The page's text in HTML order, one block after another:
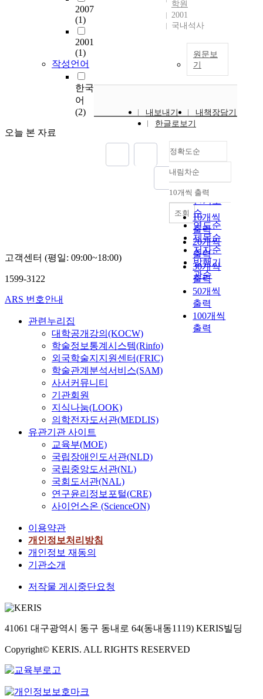
2007
(1)
2001
(1)
작성언어
한국
어
(2)
오늘 본 자료
학원
2001
국내석사
원문보
기
내보내기
내책장담기
한글로보기
정확도순
정확도
순
인기도
순
연도순
제목순
저자순
발행기
관순
내림차순
내림차순
10개씩 출력
10개씩
출력
20개씩
출력
30개씩
출력
50개씩
출력
100개씩
출력
조회
고객센터 (평일: 09:00~18:00)
1599-3122
ARS 번호안내
관련누리집
대학공개강의(KOCW)
학술정보통계시스템(Rinfo)
외국학술지지원센터(FRIC)
학술관계분석서비스(SAM)
사서커뮤니티
기관회원
지식나눔(LOOK)
의학전자도서관(MEDLIS)
유관기관 사이트
교육부(MOE)
국립장애인도서관(NLD)
국립중앙도서관(NL)
국회도서관(NAL)
연구윤리정보포털(CRE)
사이언스온 (ScienceON)
이용약관
개인정보처리방침
개인정보 재동의
기관소개
저작물 게시중단요청
41061 대구광역시 동구 동내로 64(동내동1119) KERIS빌딩
Copyright© KERIS. ALL RIGHTS RESERVED